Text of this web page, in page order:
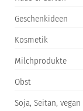
Geschenkideen
Kosmetik
Milchprodukte
Obst
Soja, Seitan, vegan